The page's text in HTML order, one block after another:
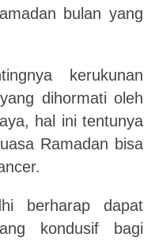
bulan yang
kerukunan
dihormati oleh
hal ini tentunya
Ramadan bisa
berharap dapat
kondusif bagi